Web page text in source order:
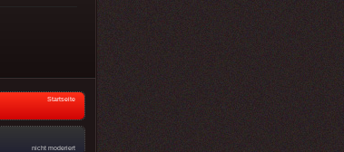
Startseite
nicht moderiert